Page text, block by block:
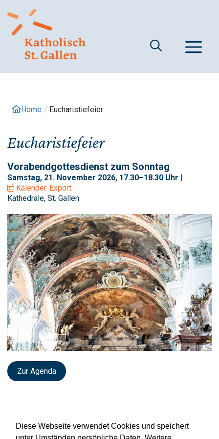
Diese Webseite verwendet Cookies und speichert
zum
Inhalt
Home / Eucharistiefeier
Eucharistiefeier
Vorabendgottesdienst zum Sonntag
Samstag, 21. November 2026, 17.30–18.30 Uhr |
Kalender-Export
Kathedrale, St. Gallen
Zur Agenda